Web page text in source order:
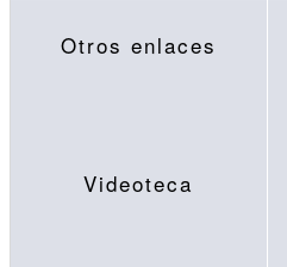
Otros enlaces
Videoteca